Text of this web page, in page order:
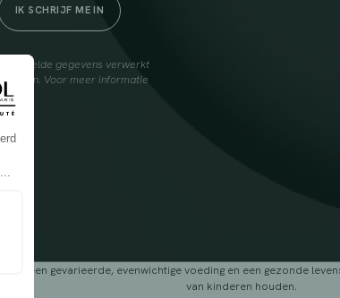
gegevens verwerkt
Voor meer informatie
een gevarieerde, evenwichtige voeding en een gezonde
van kinderen houden.